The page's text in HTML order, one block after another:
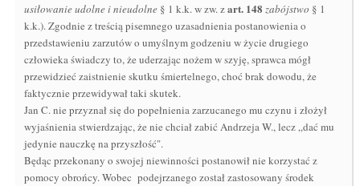
usiłowanie udolne i nieudolne § 1 k.k. w zw. zart. 148 zabójstwo § 1
k.k.). Zgodnie z treścią pisemnego uzasadnienia postanowienia o
przedstawieniu zarzutów o umyślnym godzeniu w życie drugiego
człowieka świadczy to, że uderzając nożem w szyję, sprawca mógł
przewidzieć zaistnienie skutku śmiertelnego, choć brak dowodu, że
faktycznie przewidywał taki skutek.
Jan C. nie przyznał się do popełnienia zarzucanego mu czynu i złożył
wyjaśnienia stwierdzając, że nie chciał zabić Andrzeja W., lecz „dać mu
jedynie nauczkę na przyszłość".
Będąc przekonany o swojej niewinności postanowił nie korzystać z
pomocy obrońcy. Wobec podejrzanego został zastosowany środek